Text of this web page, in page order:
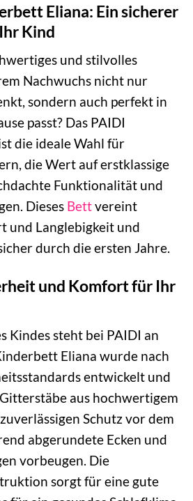
Eliana: Ein sicherer
Kind
und stilvolles
Nachwuchs nicht nur
sondern auch perfekt in
passt? Das PAIDI
die ideale Wahl für
die Wert auf erstklassige
Funktionalität und
Dieses Bettvereint
und Langlebigkeit und
durch die ersten Jahre.
und Komfort für Ihr
Kindes steht bei PAIDI an
Eliana wurde nach
entwickelt und
aus hochwertigem
Schutz vor dem
abgerundete Ecken und
vorbeugen. Die
sorgt für eine gute